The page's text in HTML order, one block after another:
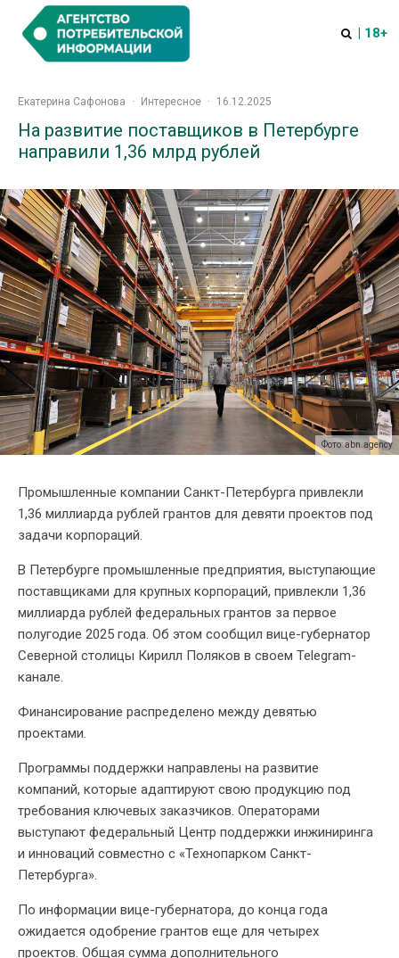
| 18+
Екатерина Сафонова · Интересное · 16.12.2025
На развитие поставщиков в Петербурге
направили 1,36 млрд рублей
Фото: abn.agency
Промышленные компании Санкт-Петербурга привлекли
1,36 миллиарда рублей грантов для девяти проектов под
задачи корпораций.
В Петербурге промышленные предприятия, выступающие
поставщиками для крупных корпораций, привлекли 1,36
миллиарда рублей федеральных грантов за первое
полугодие 2025 года. Об этом сообщил вице-губернатор
Северной столицы Кирилл Поляков в своем Telegram-
канале.
Финансирование распределено между девятью
проектами.
Программы поддержки направлены на развитие
компаний, которые адаптируют свою продукцию под
требования ключевых заказчиков. Операторами
выступают федеральный Центр поддержки инжиниринга
и инноваций совместно с «Технопарком Санкт-
Петербурга».
По информации вице-губернатора, до конца года
ожидается одобрение грантов еще для четырех
проектов. Общая сумма дополнительного